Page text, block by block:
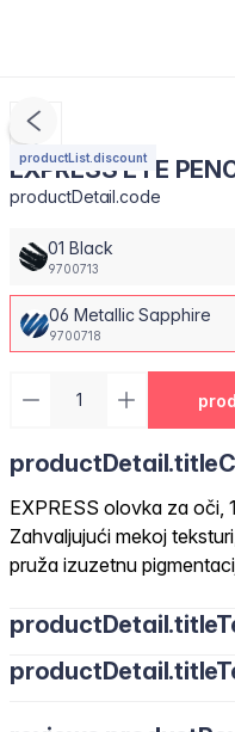
productList.discount
EXPRESS EYE
productDetail.code
01 Black
9700713
06 Metallic Sapphire
9700718
EXPRESS olovka za oči,
Zahvaljujući mekoj
pruža izuzetnu